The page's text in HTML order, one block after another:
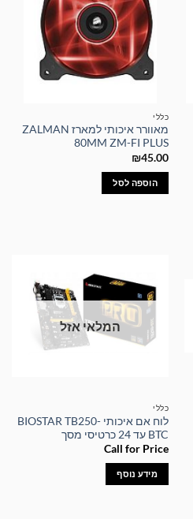
כללי
מאוורר איכותי למארז ZALMAN
80MM ZM-FI PLUS
₪45.00
הוספה לסל
המלאי אזל
כללי
לוח אם איכותי BIOSTAR TB250-
BTC עד 24 כרטיסי מסך
Call for Price
מידע נוסף